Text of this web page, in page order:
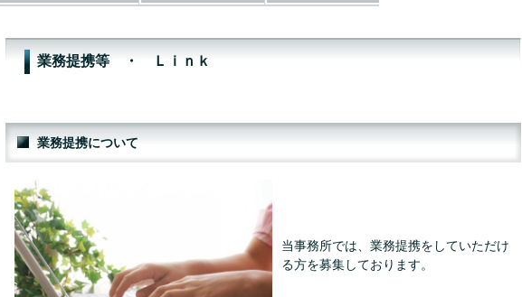
業務提携等 ・ Ｌｉｎｋ
業務提携について
当事務所では、業務提携をしていただけ
る方を募集しております。